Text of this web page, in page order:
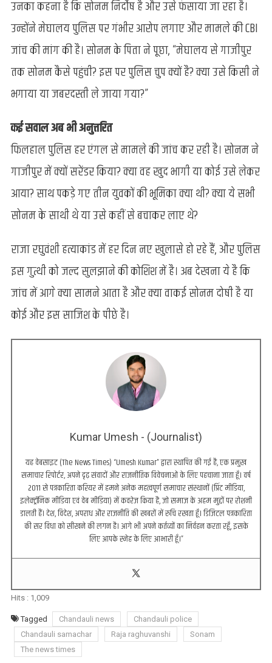
उनका कहना है कि सोनम निर्दोष है और उसे फंसाया जा रहा है।
उन्होंने मेघालय पुलिस पर गंभीर आरोप लगाए और मामले की CBI
जांच की मांग की है। सोनम के पिता ने पूछा, “मेघालय से गाजीपुर
तक सोनम कैसे पहुंची? इस पर पुलिस चुप क्यों है? क्या उसे किसी ने
भगाया या जबरदस्ती ले जाया गया?”
कई सवाल अब भी अनुत्तरित
फिलहाल पुलिस हर एंगल से मामले की जांच कर रही है। सोनम ने
गाजीपुर में क्यों सरेंडर किया? क्या वह खुद भागी या कोई उसे लेकर
आया? साथ पकड़े गए तीन युवकों की भूमिका क्या थी? क्या ये सभी
सोनम के साथी थे या उसे कहीं से बचाकर लाए थे?
राजा रघुवंशी हत्याकांड में हर दिन नए खुलासे हो रहे हैं, और पुलिस
इस गुत्थी को जल्द सुलझाने की कोशिश में है। अब देखना ये है कि
जांच में आगे क्या सामने आता है और क्या वाकई सोनम दोषी है या
कोई और इस साजिश के पीछे है।
Kumar Umesh - (Journalist)
यह वेबसाइट (The News Times) “Umesh Kumar” द्वारा स्थापित की गई है, एक प्रमुख
समाचार रिपोर्टर, अपने दृढ़ संवादों और राजनीतिक विवेचनाओं के लिए पहचाना जाता हूँ। वर्ष
2011 से पत्रकारिता करियर में हमने अनेक महत्वपूर्ण समाचार संस्थानों (प्रिंट मीडिया,
इलेक्ट्रॉनिक मीडिया एवं वेब मीडिया) में कवरेज किया है, जो समाज के अहम मुद्दों पर रोशनी
डालती हैं। देश, विदेश, अपराध और राजनीति की खबरों में रुचि रखता हूँ। डिजिटल पत्रकारिता
की सर विधा को सीखने की लगन है। आगे भी अपने कर्तव्यों का निर्वहन करता रहूँ, इसके
लिए आपके स्नेह के लिए आभारी हूँ।”
Hits : 1,009
Tagged Chandauli news
Chandauli police
Chandauli samachar
Raja raghuvanshi
Sonam
The news times